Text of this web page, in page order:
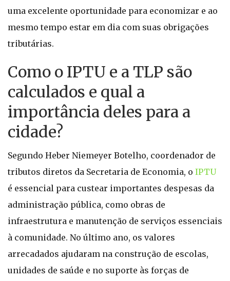
uma excelente oportunidade para economizar e ao
mesmo tempo estar em dia com suas obrigações
tributárias.
Como o IPTU e a TLP são
calculados e qual a
importância deles para a
cidade?
Segundo Heber Niemeyer Botelho, coordenador de
tributos diretos da Secretaria de Economia, o IPTU
é essencial para custear importantes despesas da
administração pública, como obras de
infraestrutura e manutenção de serviços essenciais
à comunidade. No último ano, os valores
arrecadados ajudaram na construção de escolas,
unidades de saúde e no suporte às forças de